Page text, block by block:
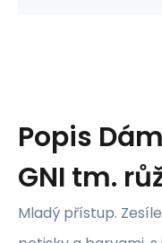
Popis
GNI tm.
Mladý přístup.